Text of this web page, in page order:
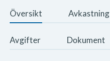
Översikt Avkastning
Avgifter Dokument